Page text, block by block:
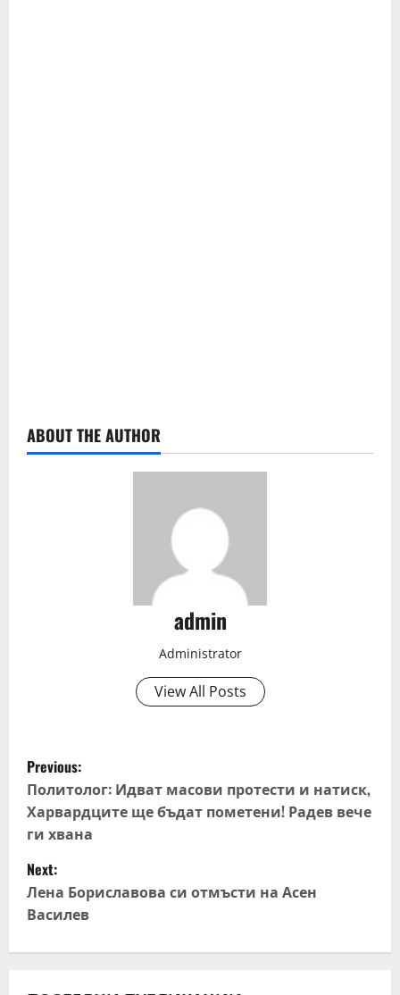
ABOUT THE AUTHOR
admin
Administrator
View All Posts
P
o
s
t
n
a
v
Previous:
Политолог: Идват масови протести и натиск,
Харвардците ще бъдат пометени! Радев вече
ги хвана
Next:
Лена Бориславова си отмъсти на Асен
Василев